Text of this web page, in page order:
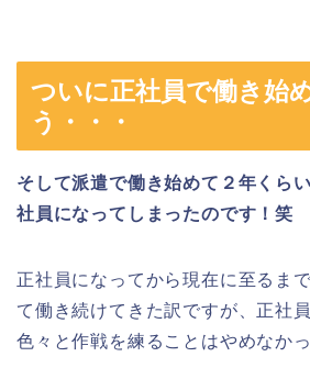
ついに正社員で働き始
う・・・
そして派遣で働き始めて２年くら
社員になってしまったのです！笑
正社員になってから現在に至るま
て働き続けてきた訳ですが、正社
色々と作戦を練ることはやめなかっ